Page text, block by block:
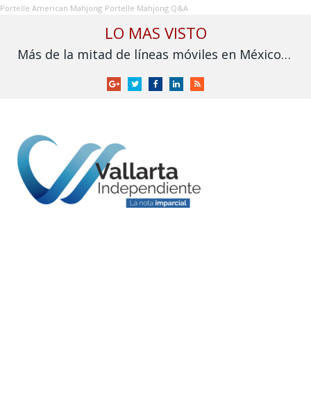
Portelle American Mahjong Portelle Mahjong Q&A
LO MAS VISTO
Más de la mitad de líneas móviles en México aún no se vinculan a la CURP
GoogleTwitterFacebookLinkedInRSS